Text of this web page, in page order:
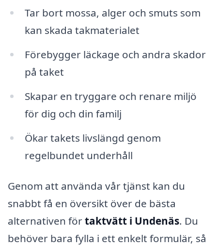
Tar bort mossa, alger och smuts som
kan skada takmaterialet
Förebygger läckage och andra skador
på taket
Skapar en tryggare och renare miljö
för dig och din familj
Ökar takets livslängd genom
regelbundet underhåll
Genom att använda vår tjänst kan du
snabbt få en översikt över de bästa
alternativen förtaktvätt i Undenäs. Du
behöver bara fylla i ett enkelt formulär, så